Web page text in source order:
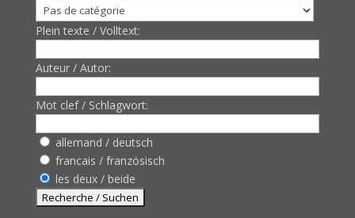
Plein texte / Volltext:
Auteur / Autor:
Mot clef / Schlagwort:
allemand / deutsch
francais / französisch
les deux / beide